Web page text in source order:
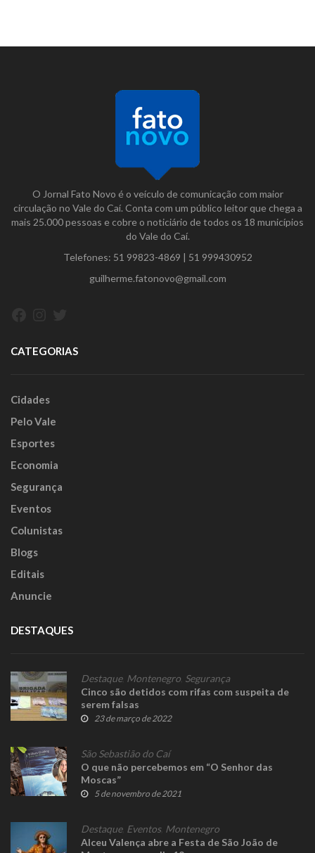
O Jornal Fato Novo é o veículo de comunicação com maior
circulação no Vale do Caí. Conta com um público leitor que chega a
mais 25.000 pessoas e cobre o noticiário de todos os 18 municípios
do Vale do Caí.
Telefones: 51 99823-4869 | 51 999430952
guilherme.fatonovo@gmail.com
CATEGORIAS
Cidades
Pelo Vale
Esportes
Economia
Segurança
Eventos
Colunistas
Blogs
Editais
Anuncie
DESTAQUES
Destaque, Montenegro Segurança
Cinco são detidos com rifas com suspeita de
serem falsas
23 de março de 2022
São Sebastião do Caí
O que não percebemos em “O Senhor das
Moscas”
5 de novembro de 2021
Destaque, Eventos, Montenegro
Alceu Valença abre a Festa de São João de